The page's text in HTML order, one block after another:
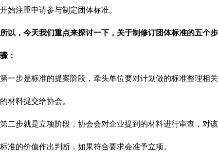
开始注重申请参与制定团体标准。
所以 ， 今天我们重点来探讨一下 ， 关于制修订团体标准的五个步
骤：
第一步是标准的提案阶段，牵头单位要对计划做的标准整理相关
的材料提交给协会。
第二步就是立项阶段，协会会对企业提到的材料进行审查，对该
标准的价值作出判断，如果符合要求会准予立项。